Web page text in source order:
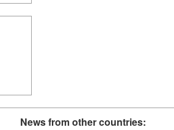
News from other countries: